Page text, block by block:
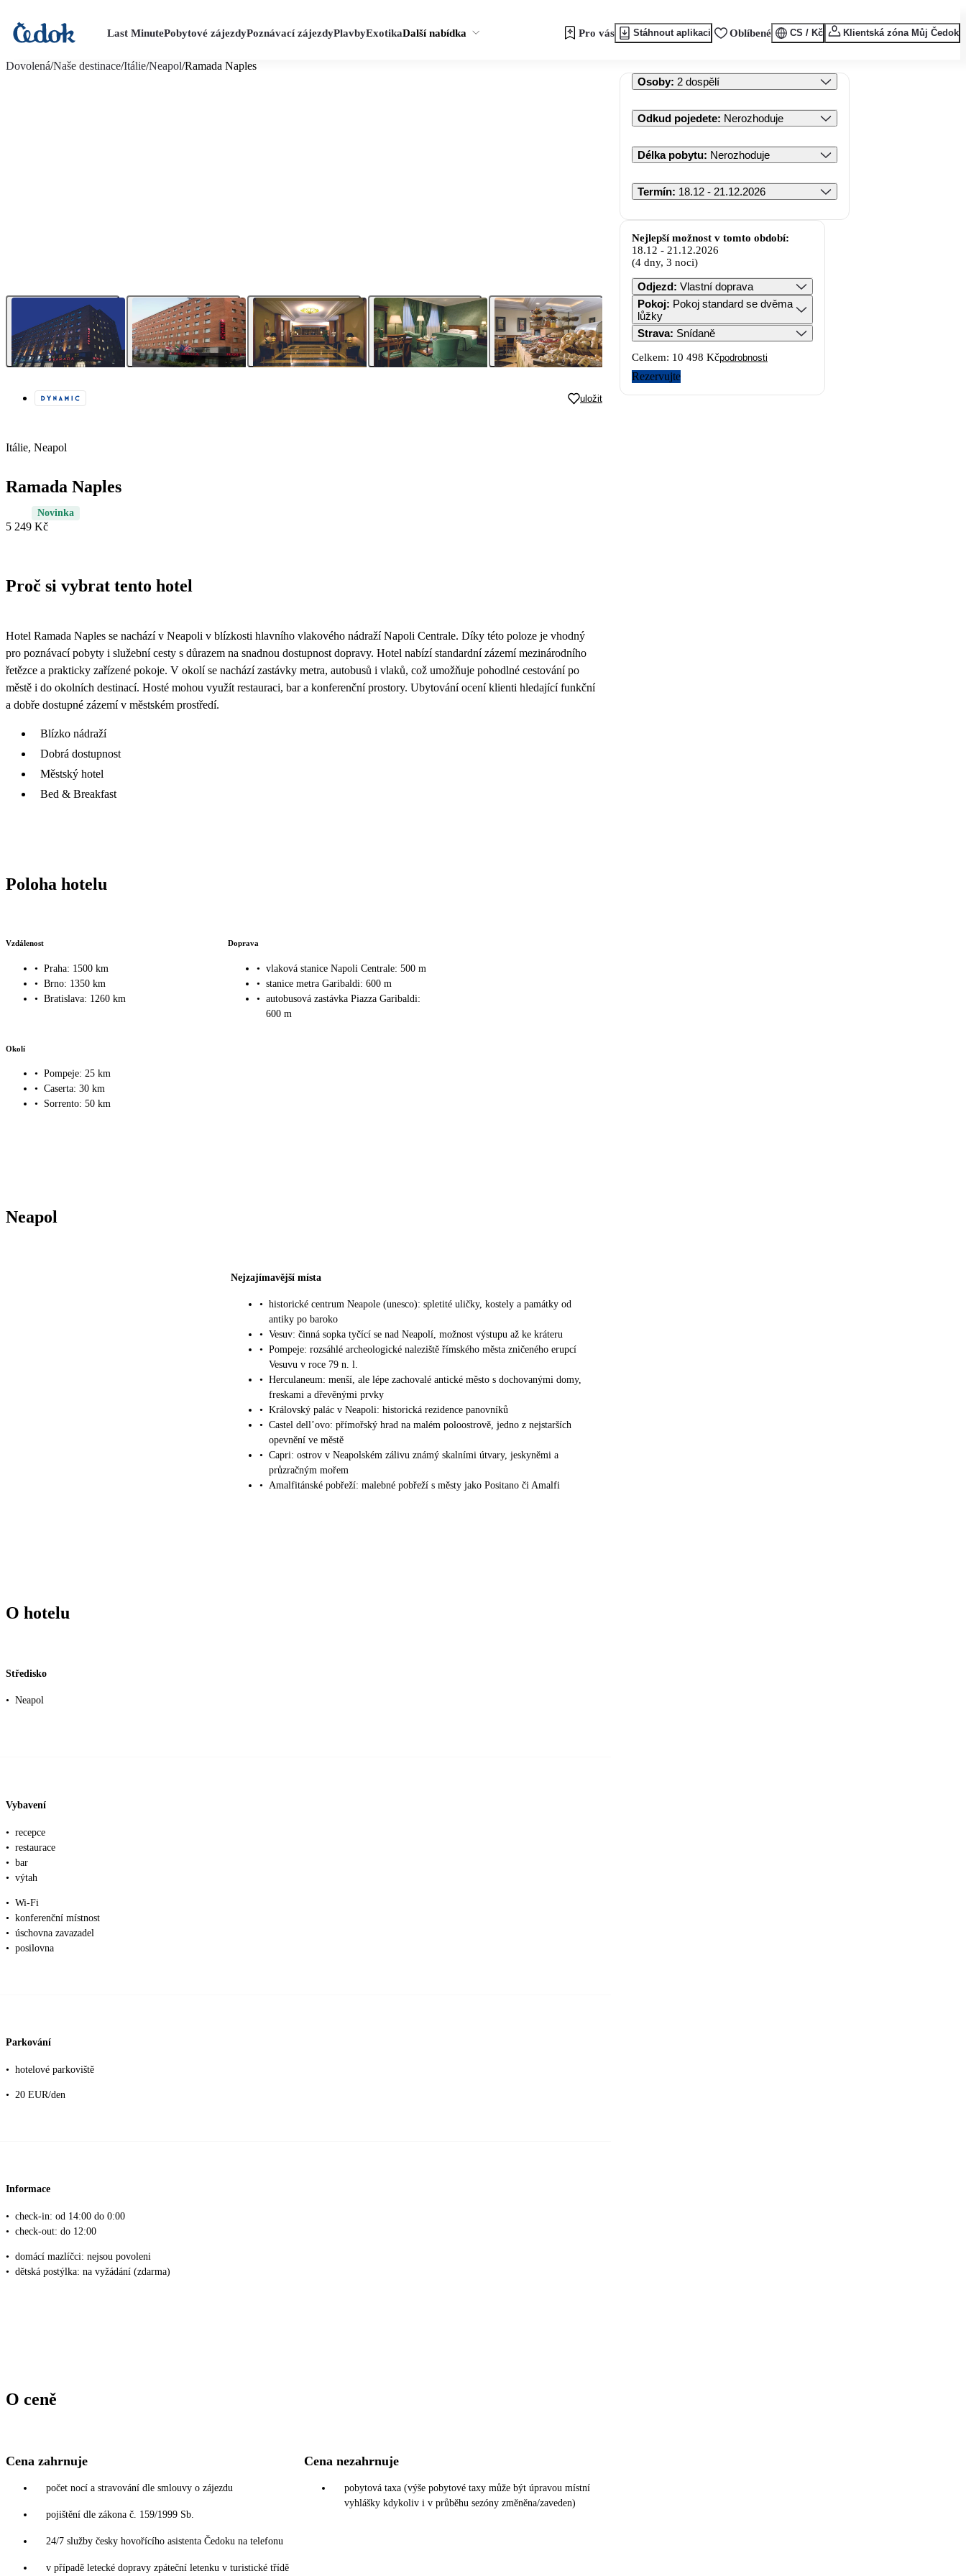
Last MinutePobytové zájezdyPoznávací zájezdyPlavbyExotikaDalší nabídka Pro vás Stáhnout aplikaci Oblíbené CS / Kč Klientská zóna Můj Čedok
Dovolená/Naše destinace/Itálie/Neapol/Ramada Naples
uložit
Itálie, Neapol
Ramada Naples
Novinka
5 249 Kč
Proč si vybrat tento hotel
Hotel Ramada Naples se nachází v Neapoli v blízkosti hlavního vlakového nádraží Napoli Centrale. Díky této poloze je vhodný
pro poznávací pobyty i služební cesty s důrazem na snadnou dostupnost dopravy. Hotel nabízí standardní zázemí mezinárodního
řetězce a prakticky zařízené pokoje. V okolí se nachází zastávky metra, autobusů i vlaků, což umožňuje pohodlné cestování po
městě i do okolních destinací. Hosté mohou využít restauraci, bar a konferenční prostory. Ubytování ocení klienti hledající funkční
a dobře dostupné zázemí v městském prostředí.
Blízko nádraží
Dobrá dostupnost
Městský hotel
Bed & Breakfast
Poloha hotelu
Vzdálenost
• Praha: 1500 km
• Brno: 1350 km
• Bratislava: 1260 km
Doprava
• vlaková stanice Napoli Centrale: 500 m
• stanice metra Garibaldi: 600 m
• autobusová zastávka Piazza Garibaldi:
600 m
Okolí
• Pompeje: 25 km
• Caserta: 30 km
•
Sorrento: 50 km
Neapol
Nejzajímavější místa
• historické centrum Neapole (unesco): spletité uličky, kostely a památky od
antiky po baroko
• Vesuv: činná sopka tyčící se nad Neapolí, možnost výstupu až ke kráteru
• Pompeje: rozsáhlé archeologické naleziště římského města zničeného erupcí
Vesuvu v roce 79 n. l.
• Herculaneum: menší, ale lépe zachovalé antické město s dochovanými domy,
freskami a dřevěnými prvky
• Královský palác v Neapoli: historická rezidence panovníků
• Castel dell’ovo: přímořský hrad na malém poloostrově, jedno z nejstarších
opevnění ve městě
• Capri: ostrov v Neapolském zálivu známý skalními útvary, jeskyněmi a
průzračným mořem
• Amalfitánské pobřeží: malebné pobřeží s městy jako Positano či Amalfi
O hotelu
Středisko
• Neapol
Vybavení
• recepce
• restaurace
• bar
• výtah
• Wi-Fi
• konferenční místnost
• úschovna zavazadel
• posilovna
Parkování
• hotelové parkoviště
• 20 EUR/den
Informace
• check-in: od 14:00 do 0:00
• check-out: do 12:00
• domácí mazlíčci: nejsou povoleni
• dětská postýlka: na vyžádání (zdarma)
O ceně
Cena zahrnuje
počet nocí a stravování dle smlouvy o zájezdu
pojištění dle zákona č. 159/1999 Sb.
24/7 služby česky hovořícího asistenta Čedoku na telefonu
v případě letecké dopravy zpáteční letenku v turistické třídě
Cena nezahrnuje
pobytová taxa (výše pobytové taxy může být úpravou místní
vyhlášky kdykoliv i v průběhu sezóny změněna/zaveden)
Osoby: 2 dospělí
Odkud pojedete: Nerozhoduje
Délka pobytu: Nerozhoduje
Termín: 18.12 - 21.12.2026
Nejlepší možnost v tomto období:
18.12 - 21.12.2026
(4 dny, 3 noci)
Odjezd: Vlastní doprava
Pokoj: Pokoj standard se dvěma
lůžky
Strava: Snídaně
Celkem: 10 498 Kčpodrobnosti
Rezervujte